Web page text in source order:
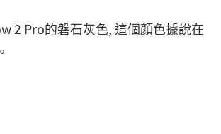
2 Pro的磐石灰色, 這個顏色據說在